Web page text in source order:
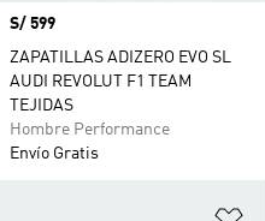
Precio
S/ 599
ZAPATILLAS ADIZERO EVO SL
AUDI REVOLUT F1 TEAM
TEJIDAS
Hombre Performance
Envío Gratis